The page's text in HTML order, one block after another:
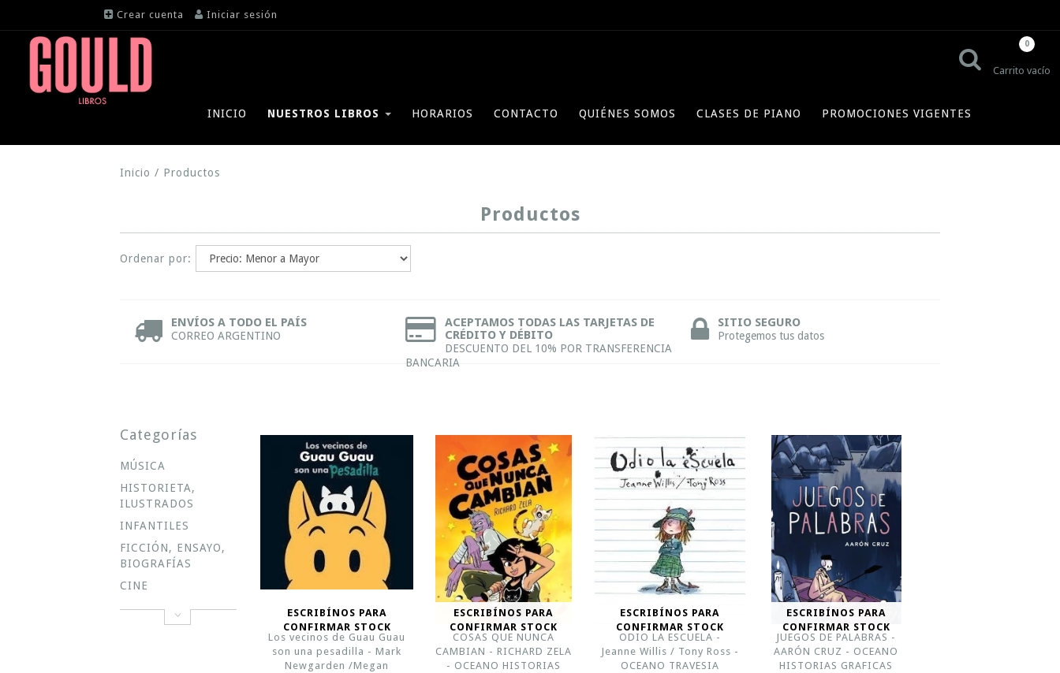
Crear cuenta Iniciar sesión
Carrito vacío
0
INICIO NUESTROS LIBROS HORARIOS CONTACTO QUIÉNES SOMOS CLASES DE PIANO PROMOCIONES VIGENTES
Inicio / Productos
Productos
Ordenar por:
ENVÍOS A TODO EL PAÍS
CORREO ARGENTINO
ACEPTAMOS TODAS LAS TARJETAS DE
CRÉDITO Y DÉBITO
DESCUENTO DEL 10% POR TRANSFERENCIA
BANCARIA
SITIO SEGURO
Protegemos tus datos
Categorías
MÚSICA
HISTORIETA,
ILUSTRADOS
INFANTILES
FICCIÓN, ENSAYO,
BIOGRAFÍAS
CINE
ESCRIBÍNOS PARA
CONFIRMAR STOCK
Los vecinos de Guau Guau
son una pesadilla - Mark
Newgarden /Megan
ESCRIBÍNOS PARA
CONFIRMAR STOCK
COSAS QUE NUNCA
CAMBIAN - RICHARD ZELA
- OCEANO HISTORIAS
ESCRIBÍNOS PARA
CONFIRMAR STOCK
ODIO LA ESCUELA -
Jeanne Willis / Tony Ross -
OCEANO TRAVESIA
ESCRIBÍNOS PARA
CONFIRMAR STOCK
JUEGOS DE PALABRAS -
AARÓN CRUZ - OCEANO
HISTORIAS GRAFICAS